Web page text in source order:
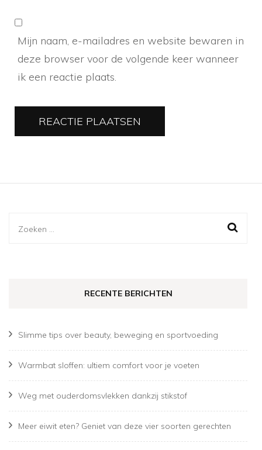
Mijn naam, e-mailadres en website bewaren in
deze browser voor de volgende keer wanneer
ik een reactie plaats.
Zoeken
RECENTE BERICHTEN
Slimme tips over beauty, beweging en sportvoeding
Warmbat sloffen: ultiem comfort voor je voeten
Weg met ouderdomsvlekken dankzij stikstof
Meer eiwit eten? Geniet van deze vier soorten gerechten